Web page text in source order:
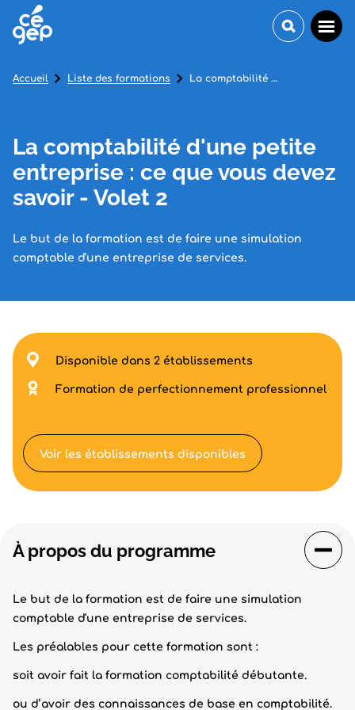
La comptabilité d'une petite
entreprise : ce que vous devez
savoir - Volet 2
Le but de la formation est de faire une simulation
comptable d'une entreprise de services.
Accueil Liste des formations La comptabilité d'une petite entreprise : ce que vous devez savoir - Volet 2
À propos du programme
Le but de la formation est de faire une simulation
comptable d'une entreprise de services.
Les préalables pour cette formation sont :
soit avoir fait la formation comptabilité débutante.
ou d’avoir des connaissances de base en comptabilité.
Disponible dans 2 établissements
Formation de perfectionnement professionnel
Voir les établissements disponibles